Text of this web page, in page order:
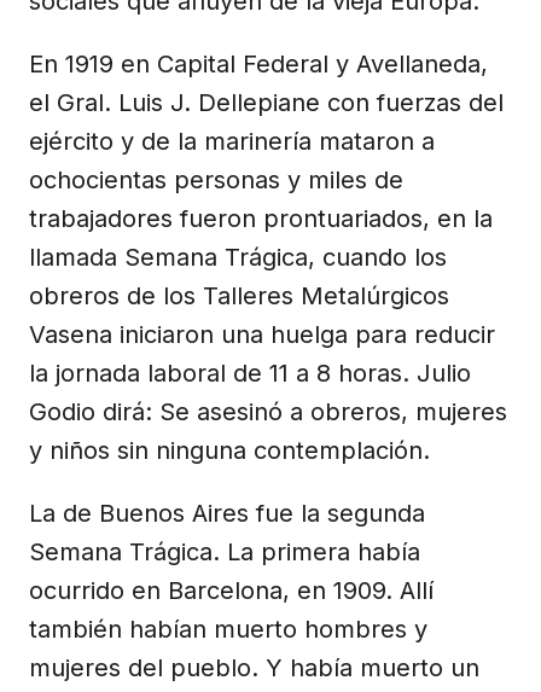
En 1919 en Capital Federal y Avellaneda,
el Gral. Luis J. Dellepiane con fuerzas del
ejército y de la marinería mataron a
ochocientas personas y miles de
trabajadores fueron prontuariados, en la
llamada Semana Trágica, cuando los
obreros de los Talleres Metalúrgicos
Vasena iniciaron una huelga para reducir
la jornada laboral de 11 a 8 horas. Julio
Godio dirá: Se asesinó a obreros, mujeres
y niños sin ninguna contemplación.
La de Buenos Aires fue la segunda
Semana Trágica. La primera había
ocurrido en Barcelona, en 1909. Allí
también habían muerto hombres y
mujeres del pueblo. Y había muerto un